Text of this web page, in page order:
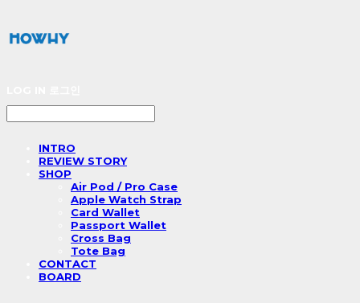
INTRO
REVIEW STORY
SHOP
Air Pod / Pro Case
Apple Watch Strap
Card Wallet
Passport Wallet
Cross Bag
Tote Bag
CONTACT
BOARD